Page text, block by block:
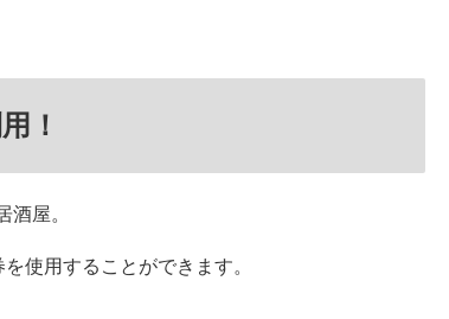
！
酒屋。
使用することができます。